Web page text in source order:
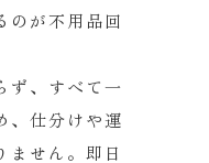
のが不用品回
ず、すべて一
、仕分けや運
ません。即日